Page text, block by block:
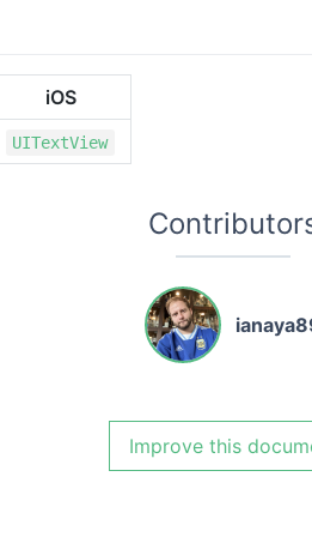
iOS
UITextView
Improve this